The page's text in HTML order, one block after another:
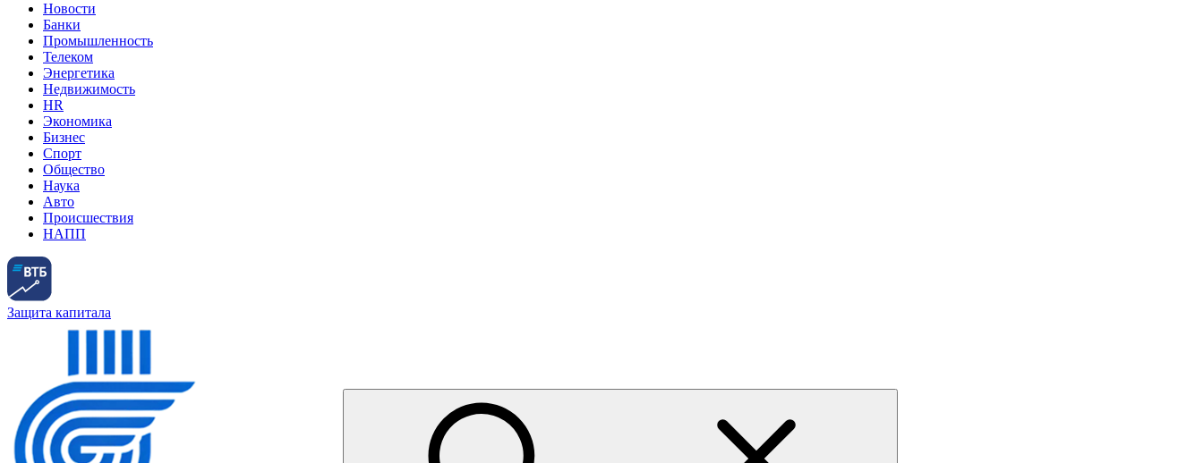
Новости
Банки
Промышленность
Телеком
Энергетика
Недвижимость
HR
Экономика
Бизнес
Спорт
Общество
Наука
Авто
Происшествия
НАПП
Защита капитала